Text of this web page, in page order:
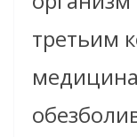
третьим